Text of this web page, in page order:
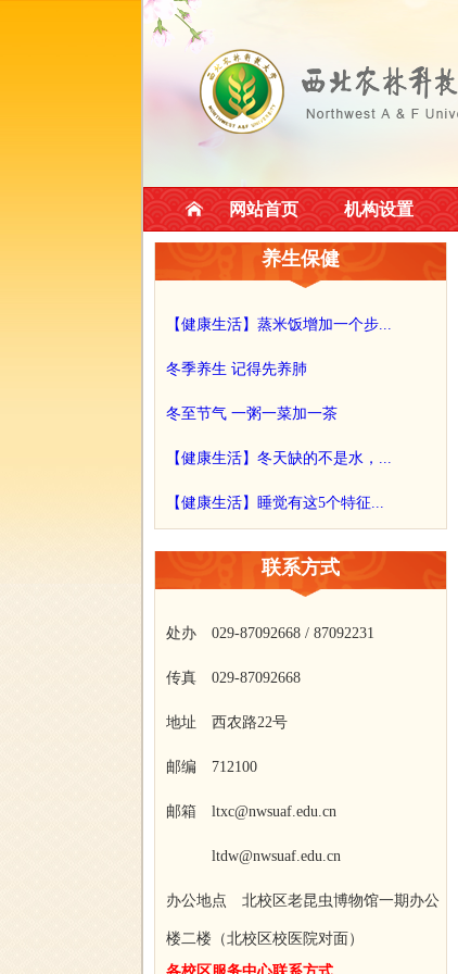
网站首页 机构设置
养生保健
【健康生活】蒸米饭增加一个步...
冬季养生 记得先养肺
冬至节气 一粥一菜加一茶
【健康生活】冬天缺的不是水，...
【健康生活】睡觉有这5个特征...
联系方式
处办 029-87092668 / 87092231
传真 029-87092668
地址 西农路22号
邮编 712100
邮箱 ltxc@nwsuaf.edu.cn
ltdw@nwsuaf.edu.cn
办公地点 北校区老昆虫博物馆一期办公
楼二楼（北校区校医院对面）